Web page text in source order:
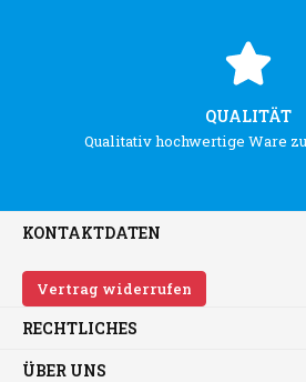
QUALITÄT
Qualitativ hochwertige Ware
KONTAKTDATEN
Vertrag widerrufen
RECHTLICHES
ÜBER UNS